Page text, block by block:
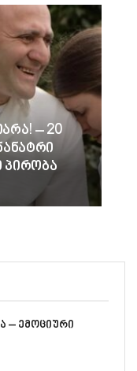
– 20
პირობა
– ემოციური